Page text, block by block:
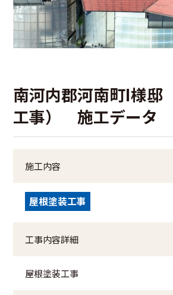
南河内郡河南町I様邸
工事） 施工データ
施工内容
屋根塗装工事
工事内容詳細
屋根塗装工事